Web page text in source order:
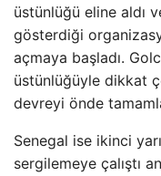
üstünlüğü eline aldı
gösterdiği
açmaya başladı.
üstünlüğüyle dikkat
devreyi önde
Senegal ise ikinci
sergilemeye çalıştı